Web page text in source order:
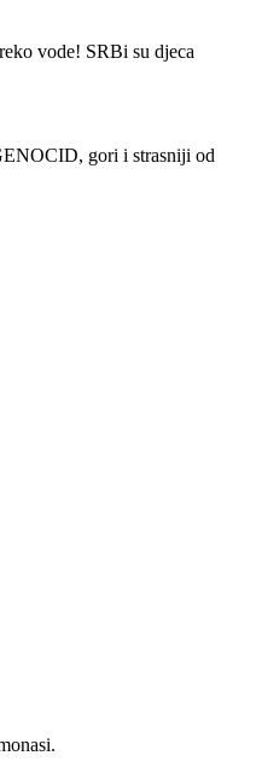
vode! SRBi su djeca
gori i strasniji od